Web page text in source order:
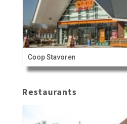
Coop Stavoren
Restaurants